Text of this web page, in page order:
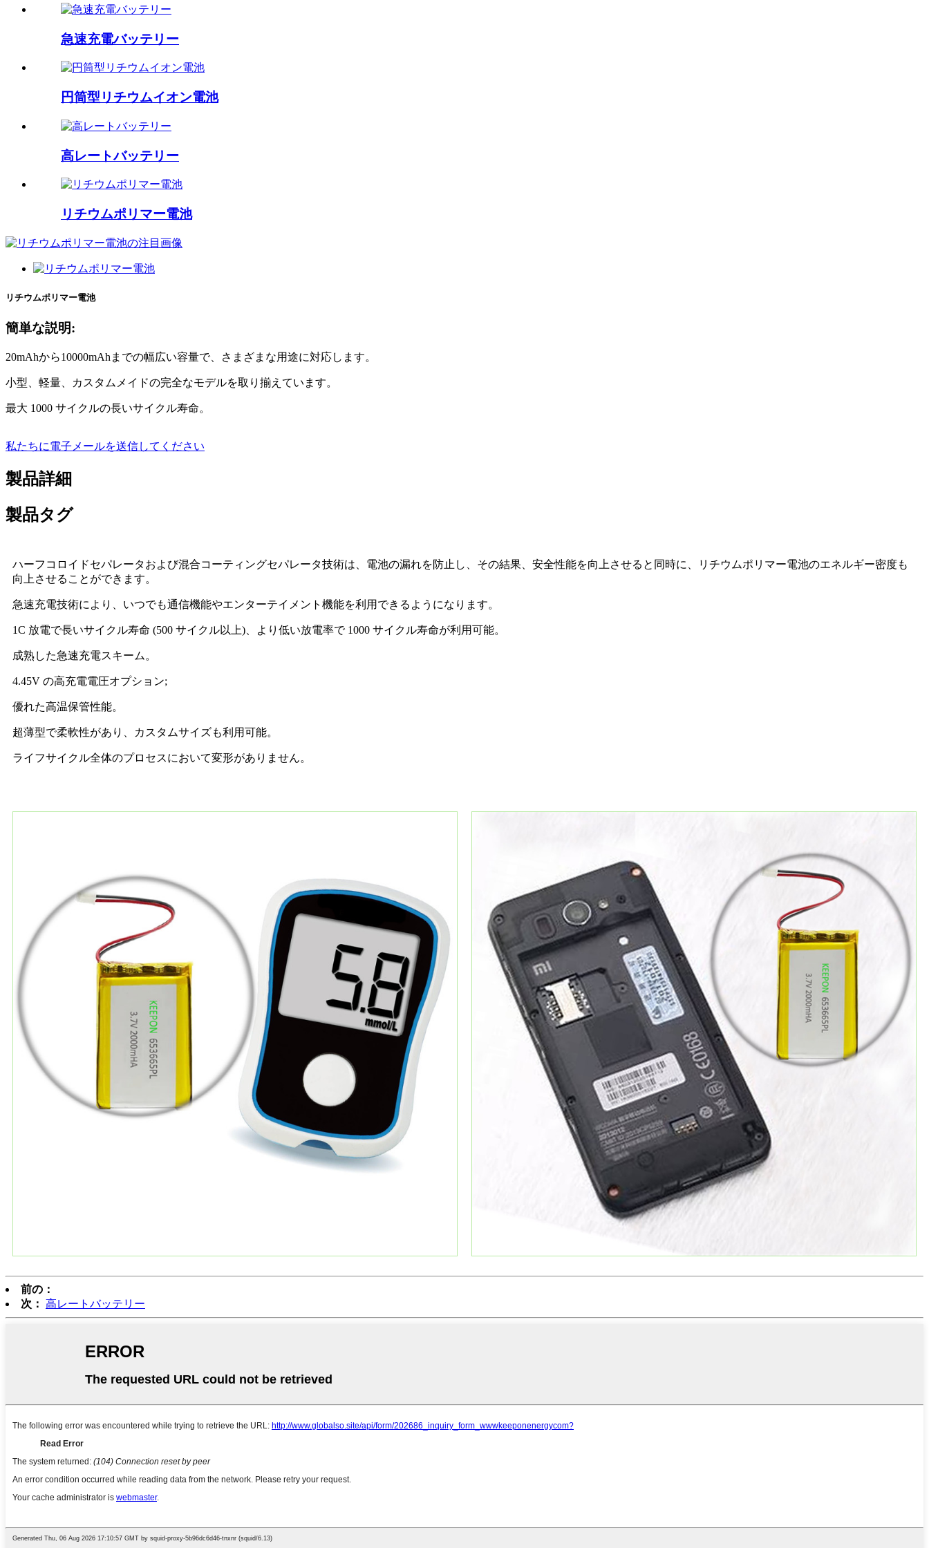
急速充電バッテリー
円筒型リチウムイオン電池
高レートバッテリー
リチウムポリマー電池
リチウムポリマー電池
簡単な説明:
20mAhから10000mAhまでの幅広い容量で、さまざまな用途に対応します。
小型、軽量、カスタムメイドの完全なモデルを取り揃えています。
最大 1000 サイクルの長いサイクル寿命。
私たちに電子メールを送信してください
製品詳細
製品タグ
ハーフコロイドセパレータおよび混合コーティングセパレータ技術は、電池の漏れを防止し、その結果、安全性能を向上させると同時に、リチウムポリマー電池のエネルギー密度も
向上させることができます。
急速充電技術により、いつでも通信機能やエンターテイメント機能を利用できるようになります。
1C 放電で長いサイクル寿命 (500 サイクル以上)、より低い放電率で 1000 サイクル寿命が利用可能。
成熟した急速充電スキーム。
4.45V の高充電電圧オプション;
優れた高温保管性能。
超薄型で柔軟性があり、カスタムサイズも利用可能。
ライフサイクル全体のプロセスにおいて変形がありません。
前の：
次： 高レートバッテリー